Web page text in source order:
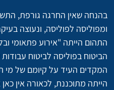
בהנחה שאין החרגה גורפת,
ומפוליסה לפוליסה, ונעוצה
התהום הייתה "אירוע פתאומי
הביטוח בפוליסה לביטוח
המקדים העיד על קיומם של מי
הייתה מתוכננת, לכאורה אין